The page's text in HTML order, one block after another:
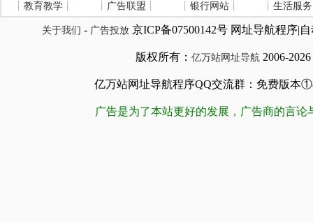
┊ 教育教学 ┊ ┊ 广告联盟 ┊ ┊ 银行网站 ┊ ┊ 生活服务
关于我们 - 广告投放京ICP备07500142号 网址导航程序|
版权所有： 亿万站网址导航 2006-2026
亿万站网址导航程序QQ交流群：免费版本
广告是为了本站更好的发展，广告商的言